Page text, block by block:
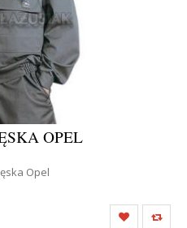
OPEL
Opel